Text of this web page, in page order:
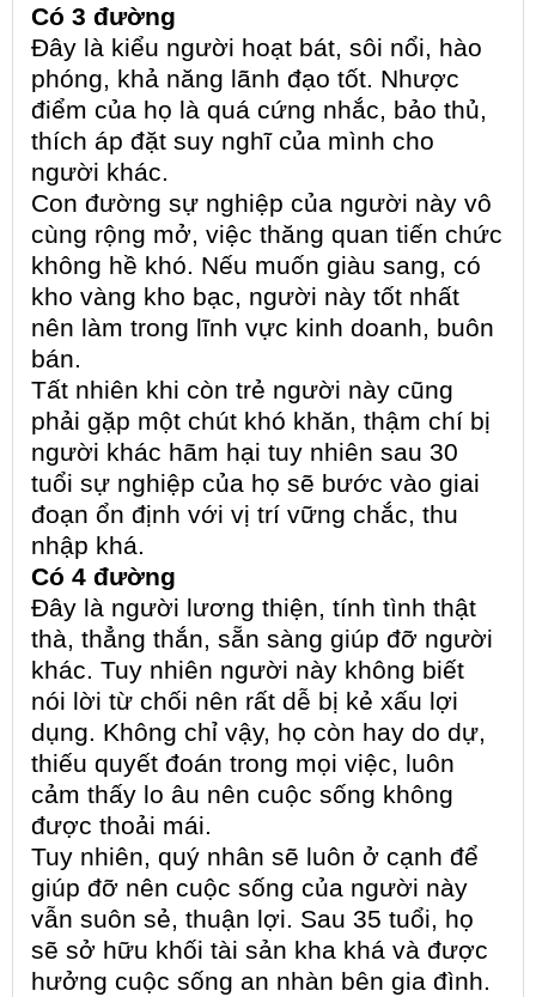
Có 3 đường
Đây là kiểu người hoạt bát, sôi nổi, hào
phóng, khả năng lãnh đạo tốt. Nhược
điểm của họ là quá cứng nhắc, bảo thủ,
thích áp đặt suy nghĩ của mình cho
người khác.
Con đường sự nghiệp của người này vô
cùng rộng mở, việc thăng quan tiến chức
không hề khó. Nếu muốn giàu sang, có
kho vàng kho bạc, người này tốt nhất
nên làm trong lĩnh vực kinh doanh, buôn
bán.
Tất nhiên khi còn trẻ người này cũng
phải gặp một chút khó khăn, thậm chí bị
người khác hãm hại tuy nhiên sau 30
tuổi sự nghiệp của họ sẽ bước vào giai
đoạn ổn định với vị trí vững chắc, thu
nhập khá.
Có 4 đường
Đây là người lương thiện, tính tình thật
thà, thẳng thắn, sẵn sàng giúp đỡ người
khác. Tuy nhiên người này không biết
nói lời từ chối nên rất dễ bị kẻ xấu lợi
dụng. Không chỉ vậy, họ còn hay do dự,
thiếu quyết đoán trong mọi việc, luôn
cảm thấy lo âu nên cuộc sống không
được thoải mái.
Tuy nhiên, quý nhân sẽ luôn ở cạnh để
giúp đỡ nên cuộc sống của người này
vẫn suôn sẻ, thuận lợi. Sau 35 tuổi, họ
sẽ sở hữu khối tài sản kha khá và được
hưởng cuộc sống an nhàn bên gia đình.